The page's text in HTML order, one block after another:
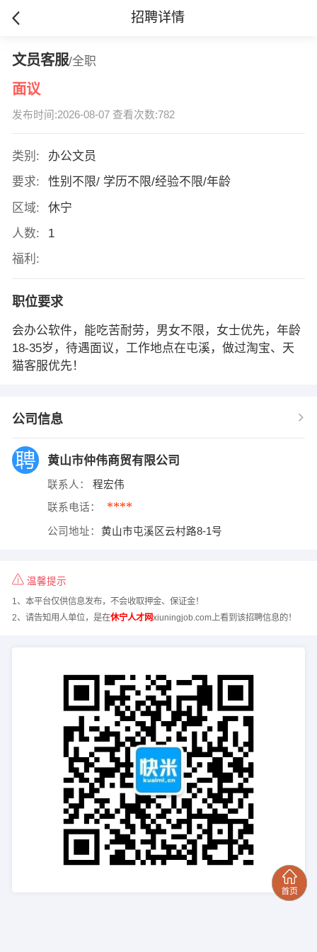
招聘详情
文员客服/全职
面议
发布时间:2026-08-07 查看次数:782
类别:
办公文员
要求:
性别不限/ 学历不限/经验不限/年龄
区域:
休宁
人数:
1
福利:
职位要求
会办公软件，能吃苦耐劳，男女不限，女士优先，年龄
18-35岁，待遇面议，工作地点在屯溪，做过淘宝、天
猫客服优先！
公司信息
黄山市仲伟商贸有限公司
联系人： 程宏伟
联系电话： ****
公司地址： 黄山市屯溪区云村路8-1号
温馨提示
1、本平台仅供信息发布，不会收取押金、保证金！
2、请告知用人单位，是在休宁人才网xiuningjob.com上看到该招聘信息的！